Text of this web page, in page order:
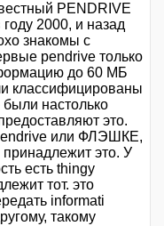
PENDRIVE
2000, и назад
знакомы с
pendrive только
до 60 МБ
классифицированы
настолько
это.
или ФЛЭШКЕ,
это. У
есть thingy
тот. это
informati
такому